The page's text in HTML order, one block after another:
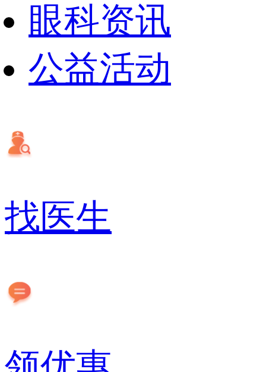
眼科资讯
公益活动
找医生